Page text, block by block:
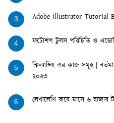
3 Adobe illustrator Tutorial
4 ফটোশপ টুলস পরিচিতি ও
5
ফ্রিল্যান্সিং এর কাজ সমূহ |
২০২৩
6 লেখালেখি করে মাসে ৬